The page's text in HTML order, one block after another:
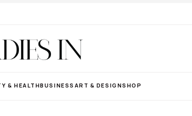
& HEALTHBUSINESS ART & DESIGNSHOP